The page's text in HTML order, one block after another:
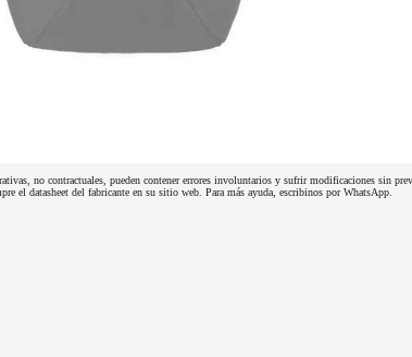
no contractuales, pueden contener errores involuntarios y sufrir modificaciones sin
el datasheet del fabricante en su sitio web. Para más ayuda, escribinos por WhatsApp.